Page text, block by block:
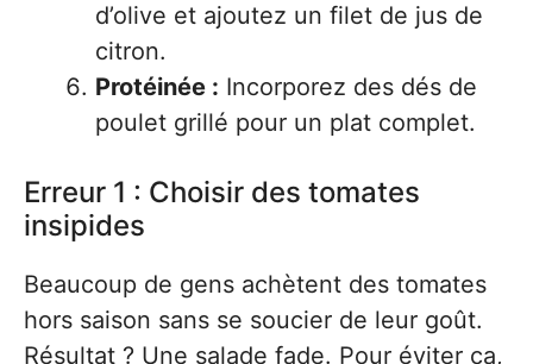
d’olive et ajoutez un filet de jus de
citron.
Protéinée : Incorporez des dés de
poulet grillé pour un plat complet.
Erreur 1 : Choisir des tomates
insipides
Beaucoup de gens achètent des tomates
hors saison sans se soucier de leur goût.
Résultat ? Une salade fade. Pour éviter ça,